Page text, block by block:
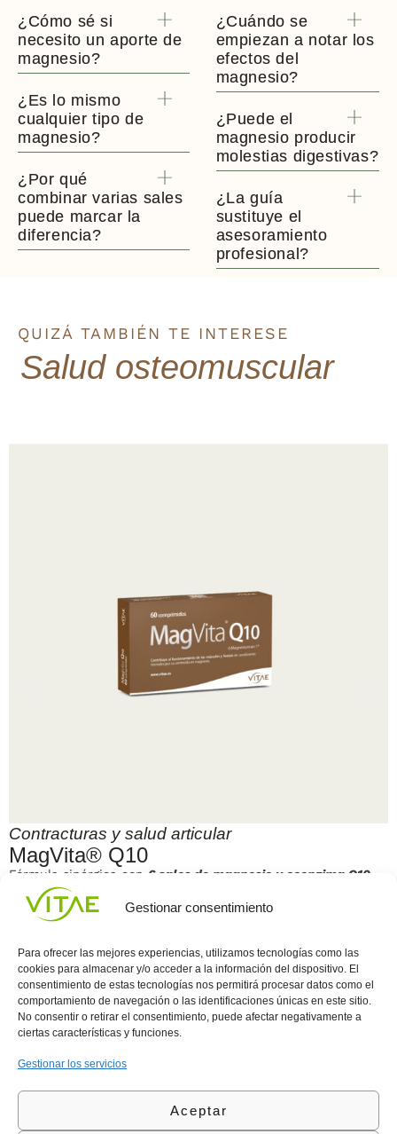
Gestionar consentimiento
Para ofrecer las mejores experiencias, utilizamos tecnologías como las
cookies para almacenar y/o acceder a la información del dispositivo. El
consentimiento de estas tecnologías nos permitirá procesar datos como el
comportamiento de navegación o las identificaciones únicas en este sitio.
No consentir o retirar el consentimiento, puede afectar negativamente a
ciertas características y funciones.
Gestionar los servicios
Aceptar
¿Cómo sé si
necesito un aporte de
magnesio?
¿Es lo mismo
cualquier tipo de
magnesio?
¿Por qué
combinar varias sales
puede marcar la
diferencia?
¿Cuándo se
empiezan a notar los
efectos del
magnesio?
¿Puede el
magnesio producir
molestias digestivas?
¿La guía
sustituye el
asesoramiento
profesional?
QUIZÁ TAMBIÉN TE INTERESE
Salud osteomuscular
Contracturas y salud articular
MagVita® Q10
DESCUBRIR
Fórmula sinérgica con 6 sales de magnesio y coenzima Q10
Conocenos
Vitae
l
Área
Política
de
Política
(+34)
935